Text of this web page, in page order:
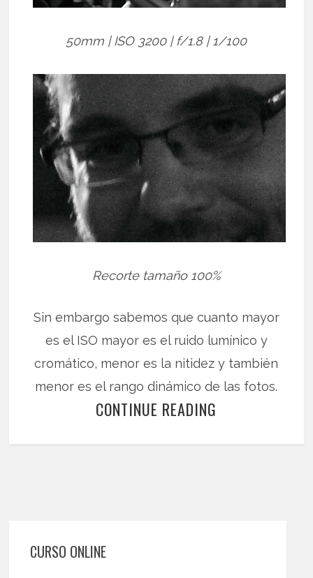
50mm | ISO 3200 | f/1.8 | 1/100
Recorte tamaño 100%
Sin embargo sabemos que cuanto mayor
es el ISO mayor es el ruido lumínico y
cromático, menor es la nitidez y también
menor es el rango dinámico de las fotos.
CONTINUE READING
CURSO ONLINE